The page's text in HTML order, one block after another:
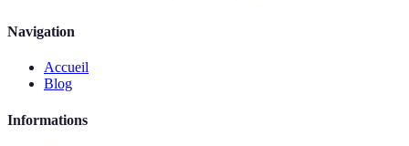
Navigation
Accueil
Blog
Informations